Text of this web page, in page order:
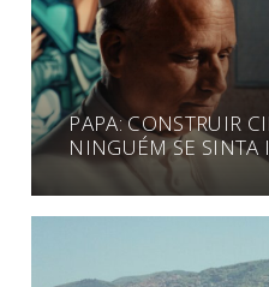
PAPA: CONSTRUIR
NINGUÉM SE SINTA